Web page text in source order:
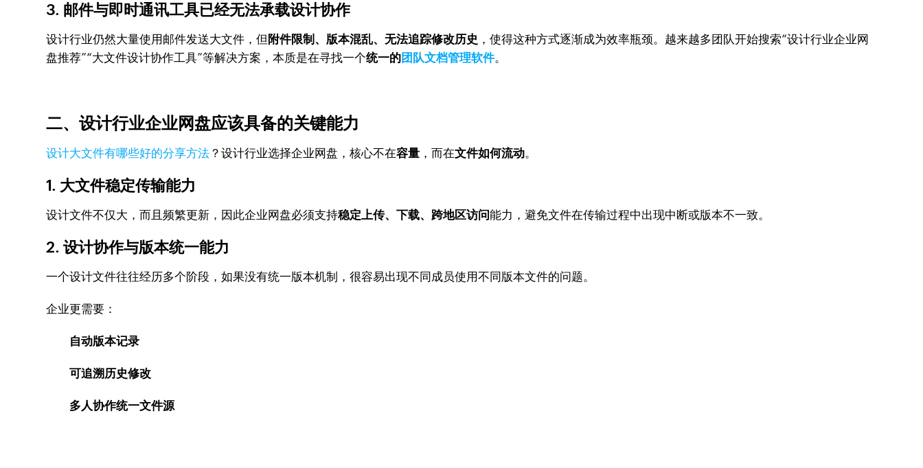
3. 邮件与即时通讯工具已经无法承载设计协作
设计行业仍然大量使用邮件发送大文件，但 附件限制、版本混乱、无法追踪修改历史 ，使得这种方式逐渐成为效率瓶颈。越来越多团队开始搜索“设计行业企业网
盘推荐”“大文件设计协作工具”等解决方案，本质是在寻找一个统一的团队文档管理软件。
二、设计行业企业网盘应该具备的关键能力
设计大文件有哪些好的分享方法 ？设计行业选择企业网盘，核心不在容量 ，而在文件如何流动。
1. 大文件稳定传输能力
设计文件不仅大，而且频繁更新，因此企业网盘必须支持稳定上传、下载、跨地区访问能力，避免文件在传输过程中出现中断或版本不一致。
2. 设计协作与版本统一能力
一个设计文件往往经历多个阶段，如果没有统一版本机制，很容易出现不同成员使用不同版本文件的问题。
企业更需要：
自动版本记录
可追溯历史修改
多人协作统一文件源